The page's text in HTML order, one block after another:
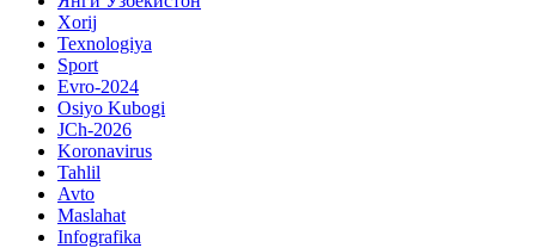
Xorij
Texnologiya
Sport
Evro-2024
Osiyo Kubogi
JCh-2026
Koronavirus
Tahlil
Avto
Maslahat
Infografika